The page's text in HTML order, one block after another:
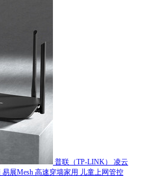
普联（TP-LINK） 凌云
展Mesh 高速穿墙家用 儿童上网管控